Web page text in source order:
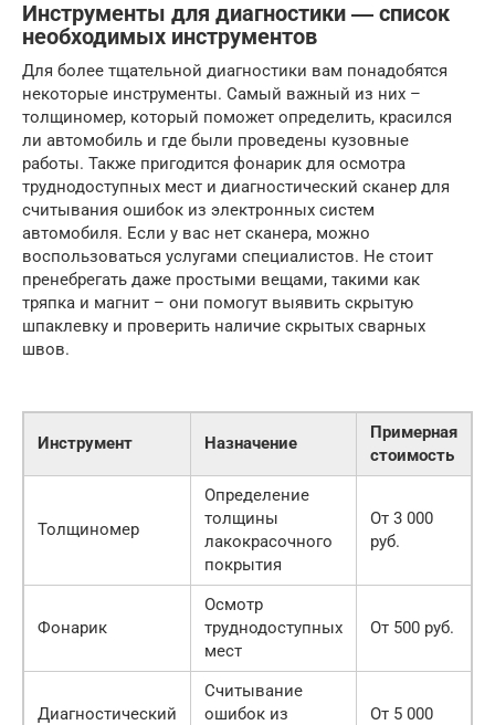
Инструменты для диагностики ― список
необходимых инструментов
Для более тщательной диагностики вам понадобятся
некоторые инструменты. Самый важный из них –
толщиномер, который поможет определить, красился
ли автомобиль и где были проведены кузовные
работы. Также пригодится фонарик для осмотра
труднодоступных мест и диагностический сканер для
считывания ошибок из электронных систем
автомобиля. Если у вас нет сканера, можно
воспользоваться услугами специалистов. Не стоит
пренебрегать даже простыми вещами, такими как
тряпка и магнит – они помогут выявить скрытую
шпаклевку и проверить наличие скрытых сварных
швов.
Инструмент Назначение
Примерная
стоимость
Толщиномер
Определение
толщины
лакокрасочного
покрытия
От 3 000
руб.
Фонарик
Осмотр
труднодоступных
мест
От 500 руб.
Диагностический
Считывание
ошибок из
От 5 000